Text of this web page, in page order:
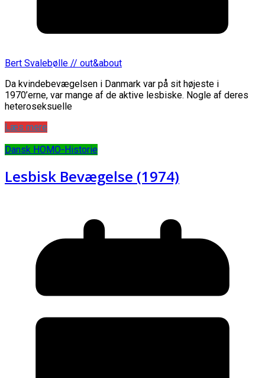
Bert Svalebølle // out&about
Da kvindebevægelsen i Danmark var på sit højeste i
1970’erne, var mange af de aktive lesbiske. Nogle af deres
heteroseksuelle
Læs mere
Dansk HOMO-Historie
Lesbisk Bevægelse (1974)